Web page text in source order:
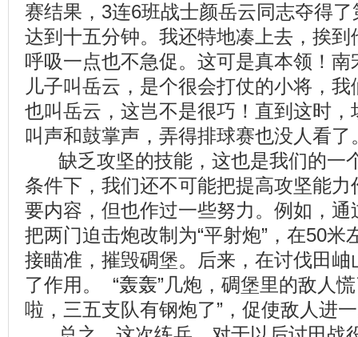
赛结果，3连6班战士颜岳云同志夺得
达到十五分钟。我还特地凑上去，挨
呼吸一点也不急促。这可是真本领！
儿子叫岳云，是个很会打仗的小将，
也叫岳云，这岂不是很巧！直到这时
叫声和鼓掌声，弄得排球赛也没人看了
缺乏攻坚的技能，这也是我们的一
条件下，我们还不可能把提高攻坚能
要内容，但也作过一些努力。例如，
把两门迫击炮改制为“平射炮”，在50米
接瞄准，摧毁碉堡。后来，在讨伐田
了作用。 “轰轰”几炮，碉堡里的敌人
啦，三五支队有钢炮了”，促使敌人进